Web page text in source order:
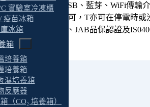
實驗室冷凍櫃
疫苗冰箱
冰箱
箱
培養箱
培養箱
濕培養箱
反應器
（CO₂ 培養箱）
可透過RS232、USB、藍芽、WiFi傳輸
電壓皆可，T亦可在停電時或
產品通過IS09001、JAB品保認證及